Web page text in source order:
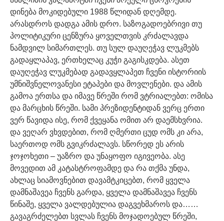
დინება მოკიდებული 1988 წლიდან დღემდე.
არასდროს დადგა ამის დრო. საზოგადოებრივი თუ
პოლიტიკური ცენზურა ყოველთვის კრძალავდა
ნამდვილ სიმართლეს. თუ სულ დაუღეჭავ ლუკმებს
გადაყლაპავ, ერთხელაც კუჭი გაგისკდება. ასეთ
დაუღეჭავ ლუკმებად გადავყლაპეთ ჩვენი ისტორიის
უმნიშვნელოვანესი ეტაპები და მოვლენები. და ამის
გამოა ერთსა და იმავე წრეში რომ ვტრიალებთ: ომისა
და მარცხის წრეში. სამი პრეზიდენტიდან ვერც ერთი
ვერ წავიდა ისე, რომ ქვეყანა ომით არ დაემსხვრია.
და ვეღარ ვხვდებით, რომ ღმერთი ცუდ ომს კი არა,
საერთოდ ომს გვიკრძალავს. სწორედ ეს არის
ჯოჯოხეთი – უაზრო და უნაყოფო იგივეობა. ასე
მოვედით ამ კატასტროფამდე და რა თქმა უნდა,
ახლაც სიამოვნებით დავამტკიცებთ, რომ ყველა
დამნაშავეა ჩვენს გარდა, ყველა დამნაშავეა ჩვენს
წინაშე, ყველა ვალდებულია დაგვეხმაროს და……
გავაგრძელებთ სვლას ჩვენს მოჯადოებულ წრეში,